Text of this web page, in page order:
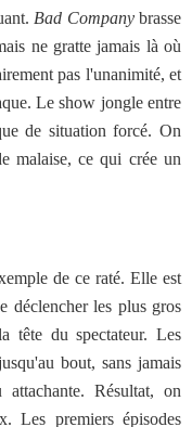
Bad Company brasse
ne gratte jamais là où
pas l'unanimité, et
Le show jongle entre
de situation forcé. On
malaise, ce qui crée un
de ce raté. Elle est
déclencher les plus gros
tête du spectateur. Les
bout, sans jamais
Résultat, on
Les premiers épisodes